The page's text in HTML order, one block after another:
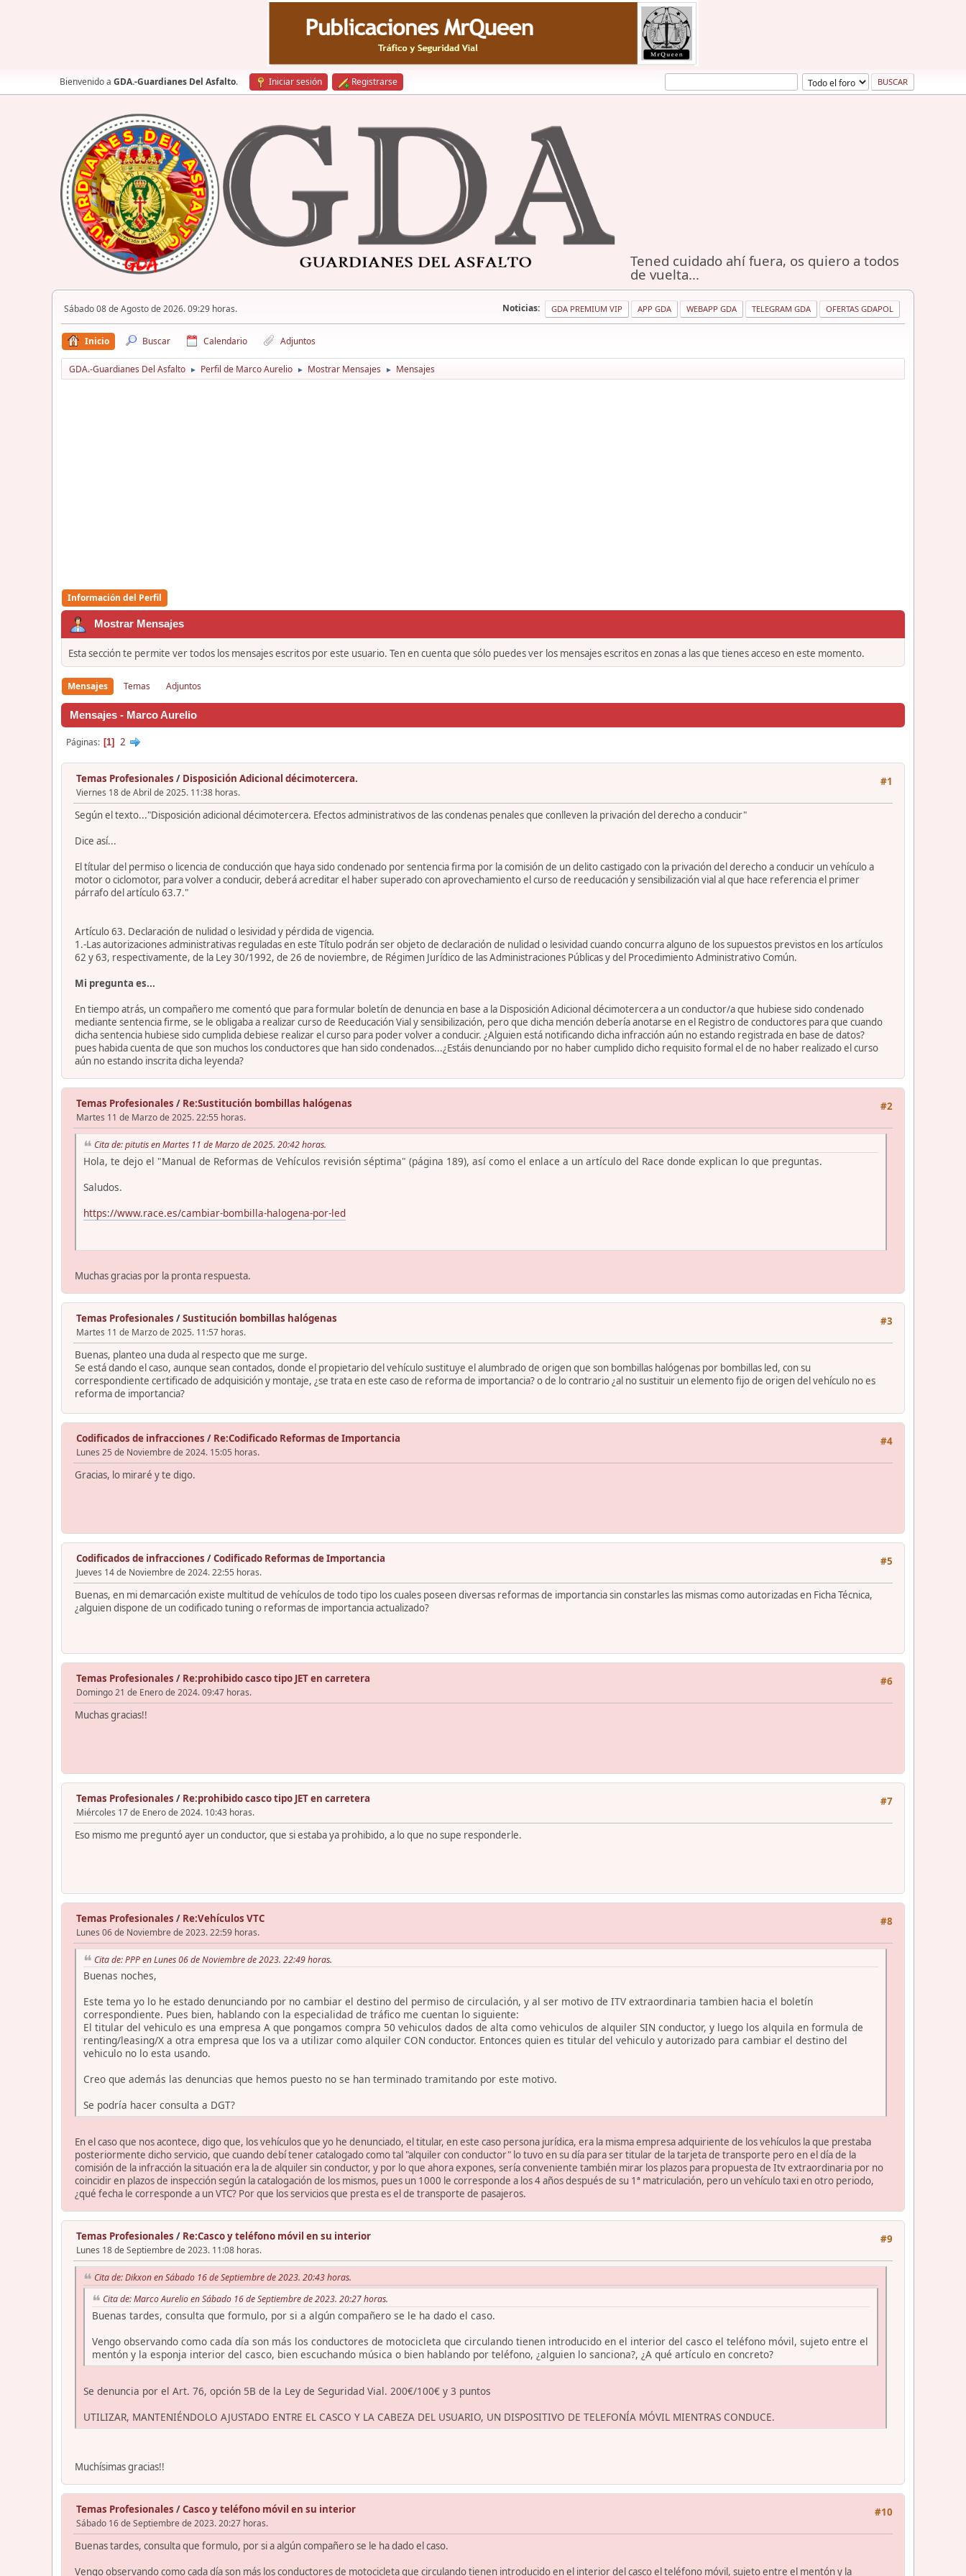
Bienvenido a GDA.-Guardianes Del Asfalto. Iniciar sesión Registrarse
Tened cuidado ahí fuera, os quiero a todos
de vuelta...
Sábado 08 de Agosto de 2026. 09:29 horas. Noticias: GDA PREMIUM VIP APP GDA WEBAPP GDA TELEGRAM GDA OFERTAS GDAPOL
Inicio Buscar Calendario Adjuntos
GDA.-Guardianes Del Asfalto ► Perfil de Marco Aurelio ► Mostrar Mensajes ► Mensajes
Información del Perfil
Mostrar Mensajes
Esta sección te permite ver todos los mensajes escritos por este usuario. Ten en cuenta que sólo puedes ver los mensajes escritos en zonas a las que tienes acceso en este momento.
Mensajes Temas Adjuntos
Mensajes - Marco Aurelio
Páginas 1 2
#1
Temas Profesionales / Disposición Adicional décimotercera.
Viernes 18 de Abril de 2025. 11:38 horas.
Según el texto..."Disposición adicional décimotercera. Efectos administrativos de las condenas penales que conlleven la privación del derecho a conducir"
Dice así...
El títular del permiso o licencia de conducción que haya sido condenado por sentencia firma por la comisión de un delito castigado con la privación del derecho a conducir un vehículo a
motor o ciclomotor, para volver a conducir, deberá acreditar el haber superado con aprovechamiento el curso de reeducación y sensibilización vial al que hace referencia el primer
párrafo del artículo 63.7."
Artículo 63. Declaración de nulidad o lesividad y pérdida de vigencia.
1.-Las autorizaciones administrativas reguladas en este Título podrán ser objeto de declaración de nulidad o lesividad cuando concurra alguno de los supuestos previstos en los artículos
62 y 63, respectivamente, de la Ley 30/1992, de 26 de noviembre, de Régimen Jurídico de las Administraciones Públicas y del Procedimiento Administrativo Común.
Mi pregunta es...
En tiempo atrás, un compañero me comentó que para formular boletín de denuncia en base a la Disposición Adicional décimotercera a un conductor/a que hubiese sido condenado
mediante sentencia firme, se le obligaba a realizar curso de Reeducación Vial y sensibilización, pero que dicha mención debería anotarse en el Registro de conductores para que cuando
dicha sentencia hubiese sido cumplida debiese realizar el curso para poder volver a conducir. ¿Alguien está notificando dicha infracción aún no estando registrada en base de datos?
pues habida cuenta de que son muchos los conductores que han sido condenados...¿Estáis denunciando por no haber cumplido dicho requisito formal el de no haber realizado el curso
aún no estando inscrita dicha leyenda?
#2
Temas Profesionales / Re:Sustitución bombillas halógenas
Martes 11 de Marzo de 2025. 22:55 horas.
Cita de: pitutis en Martes 11 de Marzo de 2025. 20:42 horas.
Hola, te dejo el "Manual de Reformas de Vehículos revisión séptima" (página 189), así como el enlace a un artículo del Race donde explican lo que preguntas.
Saludos.
https://www.race.es/cambiar-bombilla-halogena-por-led
Muchas gracias por la pronta respuesta.
#3
Temas Profesionales /Sustitución bombillas halógenas
Martes 11 de Marzo de 2025. 11:57 horas.
Buenas, planteo una duda al respecto que me surge.
Se está dando el caso, aunque sean contados, donde el propietario del vehículo sustituye el alumbrado de origen que son bombillas halógenas por bombillas led, con su
correspondiente certificado de adquisición y montaje, ¿se trata en este caso de reforma de importancia? o de lo contrario ¿al no sustituir un elemento fijo de origen del vehículo no es
reforma de importancia?
#4
Codificados de infracciones / Re:Codificado Reformas de Importancia
Lunes 25 de Noviembre de 2024. 15:05 horas.
Gracias, lo miraré y te digo.
#5
Codificados de infracciones /Codificado Reformas de Importancia
Jueves 14 de Noviembre de 2024. 22:55 horas.
Buenas, en mi demarcación existe multitud de vehículos de todo tipo los cuales poseen diversas reformas de importancia sin constarles las mismas como autorizadas en Ficha Técnica,
¿alguien dispone de un codificado tuning o reformas de importancia actualizado?
#6
Temas Profesionales / Re:prohibido casco tipo JET en carretera
Domingo 21 de Enero de 2024. 09:47 horas.
Muchas gracias!!
#7
Temas Profesionales / Re:prohibido casco tipo JET en carretera
Miércoles 17 de Enero de 2024. 10:43 horas.
Eso mismo me preguntó ayer un conductor, que si estaba ya prohibido, a lo que no supe responderle.
#8
Temas Profesionales / Re:Vehículos VTC
Lunes 06 de Noviembre de 2023. 22:59 horas.
Cita de: PPP en Lunes 06 de Noviembre de 2023. 22:49 horas.
Buenas noches,
Este tema yo lo he estado denunciando por no cambiar el destino del permiso de circulación, y al ser motivo de ITV extraordinaria tambien hacia el boletín
correspondiente. Pues bien, hablando con la especialidad de tráfico me cuentan lo siguiente:
El titular del vehiculo es una empresa A que pongamos compra 50 vehiculos dados de alta como vehiculos de alquiler SIN conductor, y luego los alquila en formula de
renting/leasing/X a otra empresa que los va a utilizar como alquiler CON conductor. Entonces quien es titular del vehiculo y autorizado para cambiar el destino del
vehiculo no lo esta usando.
Creo que además las denuncias que hemos puesto no se han terminado tramitando por este motivo.
Se podría hacer consulta a DGT?
En el caso que nos acontece, digo que, los vehículos que yo he denunciado, el titular, en este caso persona jurídica, era la misma empresa adquiriente de los vehículos la que prestaba
posteriormente dicho servicio, que cuando debí tener catalogado como tal "alquiler con conductor" lo tuvo en su día para ser titular de la tarjeta de transporte pero en el día de la
comisión de la infracción la situación era la de alquiler sin conductor, y por lo que ahora expones, sería conveniente también mirar los plazos para propuesta de Itv extraordinaria por no
coincidir en plazos de inspección según la catalogación de los mismos, pues un 1000 le corresponde a los 4 años después de su 1ª matriculación, pero un vehículo taxi en otro periodo,
¿qué fecha le corresponde a un VTC? Por que los servicios que presta es el de transporte de pasajeros.
#9
Temas Profesionales / Re:Casco y teléfono móvil en su interior
Lunes 18 de Septiembre de 2023. 11:08 horas.
Cita de: Dikxon en Sábado 16 de Septiembre de 2023. 20:43 horas.
Cita de: Marco Aurelio en Sábado 16 de Septiembre de 2023. 20:27 horas.
Buenas tardes, consulta que formulo, por si a algún compañero se le ha dado el caso.
Vengo observando como cada día son más los conductores de motocicleta que circulando tienen introducido en el interior del casco el teléfono móvil, sujeto entre el
mentón y la esponja interior del casco, bien escuchando música o bien hablando por teléfono, ¿alguien lo sanciona?, ¿A qué artículo en concreto?
Se denuncia por el Art. 76, opción 5B de la Ley de Seguridad Vial. 200€/100€ y 3 puntos
UTILIZAR, MANTENIÉNDOLO AJUSTADO ENTRE EL CASCO Y LA CABEZA DEL USUARIO, UN DISPOSITIVO DE TELEFONÍA MÓVIL MIENTRAS CONDUCE.
Muchísimas gracias!!
#10
Temas Profesionales /Casco y teléfono móvil en su interior
Sábado 16 de Septiembre de 2023. 20:27 horas.
Buenas tardes, consulta que formulo, por si a algún compañero se le ha dado el caso.
Vengo observando como cada día son más los conductores de motocicleta que circulando tienen introducido en el interior del casco el teléfono móvil, sujeto entre el mentón y la